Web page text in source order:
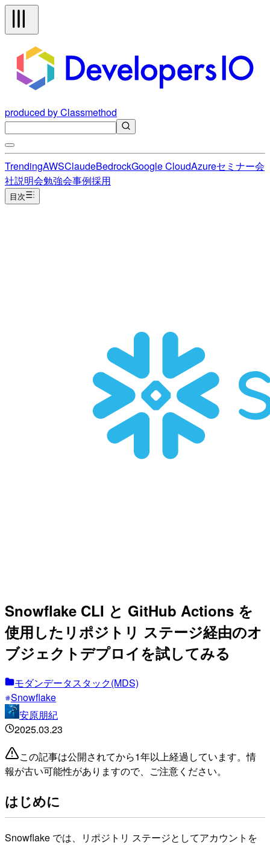
produced by Classmethod
TrendingAWSClaudeBedrockGoogle CloudAzureセミナー会
社説明会勉強会事例採用
目次
Snowflake CLI と GitHub Actions を
使用したリポジトリ ステージ経由のオ
ブジェクトデプロイを試してみる
モダンデータスタック(MDS)
Snowflake
安原朋紀
2025.03.23
この記事は公開されてから1年以上経過しています。情
報が古い可能性がありますので、ご注意ください。
はじめに
Snowflake では、リポジトリ ステージとしてアカウントを